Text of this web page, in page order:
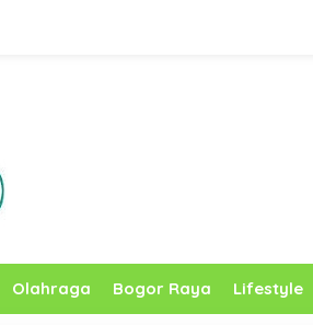
Olahraga Bogor Raya Lifestyle